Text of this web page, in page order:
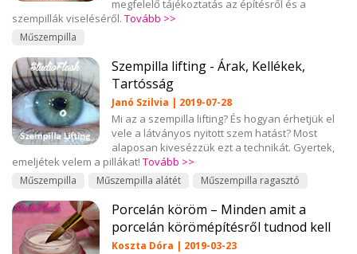
megfelelő tájékoztatás az építésről és a
szempillák viseléséről. Tovább >>
Műszempilla
Szempilla lifting - Árak, Kellékek,
Tartósság
Janó Szilvia | 2019-07-28
Mi az a szempilla lifting? És hogyan érhetjük el
vele a látványos nyitott szem hatást? Most
alaposan kivesézzük ezt a technikát. Gyertek,
emeljétek velem a pillákat! Tovább >>
Műszempilla Műszempilla alátét Műszempilla ragasztó
Porcelán köröm – Minden amit a
porcelán körömépítésről tudnod kell
Koszta Dóra | 2019-03-23